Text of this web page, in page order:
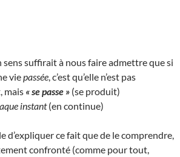
sens suffirait à nous faire admettre que si
viepassée , c’est qu’elle n’est pas
mais « se passe » (se produit)
instant(en continue)
d’expliquer ce fait que de le comprendre,
confronté (comme pour tout,